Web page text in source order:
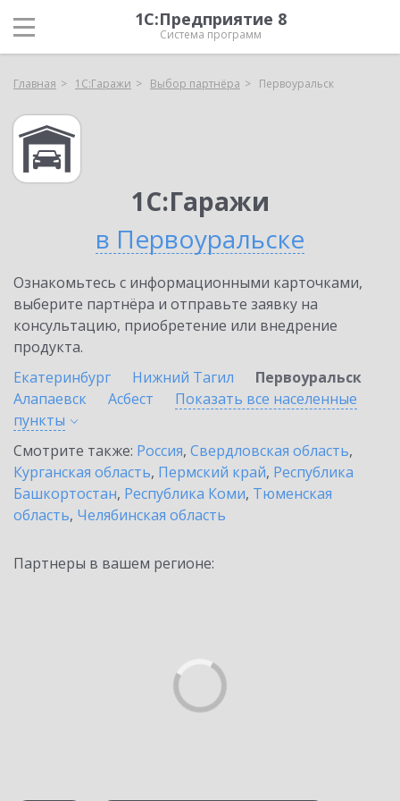
1С:Предприятие 8
Система программ
Главная 1С:Гаражи Выбор партнёра Первоуральск
1С:Гаражи
в Первоуральске
Ознакомьтесь с информационными карточками,
выберите партнёра и отправьте заявку на
консультацию, приобретение или внедрение
продукта.
Екатеринбург
Нижний Тагил
Первоуральск
Алапаевск
Асбест
Показать все населенные
пункты
Смотрите также: Россия, Свердловская область,
Курганская область, Пермский край, Республика
Башкортостан, Республика Коми, Тюменская
область, Челябинская область
Партнеры в вашем регионе: